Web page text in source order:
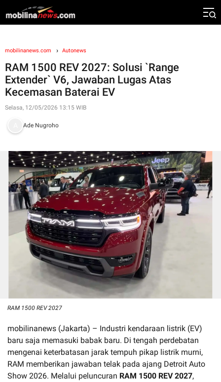
mobilinanews.com Autonews
RAM 1500 REV 2027: Solusi `Range
Extender` V6, Jawaban Lugas Atas
Kecemasan Baterai EV
Selasa, 12/05/2026 13:15 WIB
Ade Nugroho
RAM 1500 REV 2027
mobilinanews (Jakarta) – Industri kendaraan listrik (EV)
baru saja memasuki babak baru. Di tengah perdebatan
mengenai keterbatasan jarak tempuh pikap listrik murni,
RAM memberikan jawaban telak pada ajang Detroit Auto
Show 2026. Melalui peluncuran RAM 1500 REV 2027,